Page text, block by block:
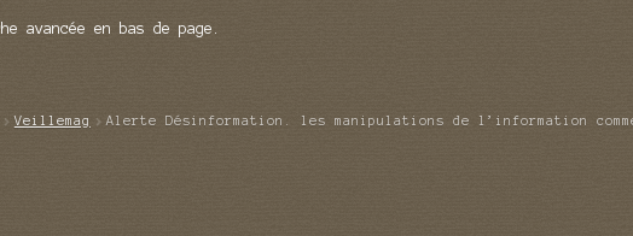
avancée en bas de page.
Veillemag Alerte Désinformation. les manipulations de l’information